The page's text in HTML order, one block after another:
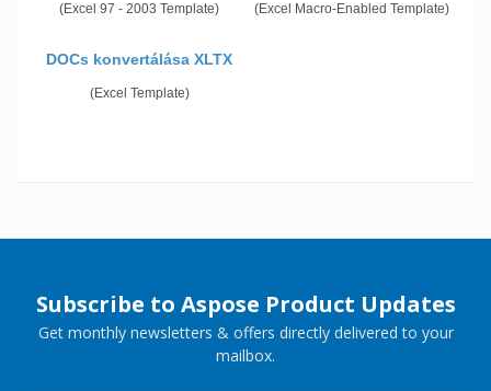
(Excel 97 - 2003 Template) (Excel Macro-Enabled Template)
DOCs konvertálása XLTX
(Excel Template)
Subscribe to Aspose Product Updates
Get monthly newsletters & offers directly delivered to your
mailbox.